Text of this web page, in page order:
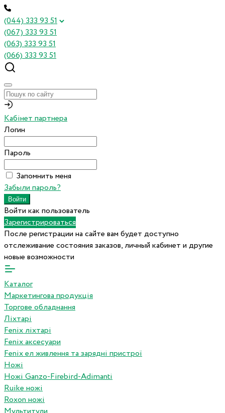
(044) 333 93 51
(067) 333 93 51
(063) 333 93 51
(066) 333 93 51
Кабінет партнера
Логин
Пароль
Запомнить меня
Забыли пароль?
Войти как пользователь
Зарегистрироваться
После регистрации на сайте вам будет доступно
отслеживание состояния заказов, личный кабинет и другие
новые возможности
Каталог
Маркетингова продукція
Торгове обладнання
Ліхтарі
Fenix ліхтарі
Fenix аксесуари
Fenix ел живлення та зарядні пристрої
Ножі
Ножі Ganzo-Firebird-Adimanti
Ruike ножі
Roxon ножi